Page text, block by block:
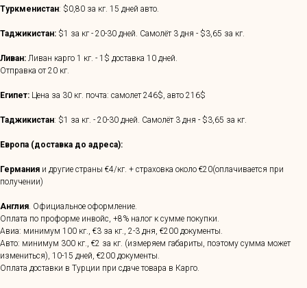
Туркменистан: $0,80 за кг. 15 дней авто.
Таджикистан: $1 за кг - 20-30 дней. Самолёт 3 дня - $3,65 за кг.
Ливан: Ливан карго 1 кг. - 1$ доставка 10 дней.
Отправка от 20 кг.
Египет: Цена за 30 кг. почта: самолет 246$, авто 216$
Таджикистан: $1 за кг. - 20-30 дней. Самолёт 3 дня - $3,65 за кг.
Европа (доставка до адреса):
Германия и другие страны €4/кг. + страховка около €20(оплачивается при
получении)
Англия. Официальное оформление.
Оплата по проформе инвойс, +8% налог к сумме покупки.
Авиа: минимум 100 кг., €3 за кг., 2-3 дня, €200 документы.
Авто: минимум 300 кг., €2 за кг. (измеряем габариты, поэтому сумма может
измениться), 10-15 дней, €200 документы.
Оплата доставки в Турции при сдаче товара в Карго.